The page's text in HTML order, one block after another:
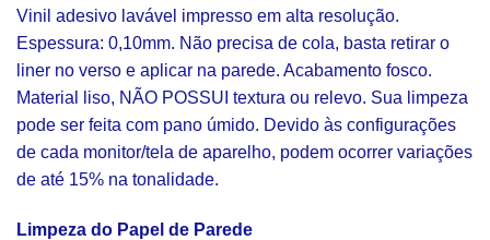
Vinil adesivo lavável impresso em alta resolução.
Espessura: 0,10mm. Não precisa de cola, basta retirar o
liner no verso e aplicar na parede. Acabamento fosco.
Material liso, NÃO POSSUI textura ou relevo. Sua limpeza
pode ser feita com pano úmido. Devido às configurações
de cada monitor/tela de aparelho, podem ocorrer variações
de até 15% na tonalidade.
Limpeza do Papel de Parede